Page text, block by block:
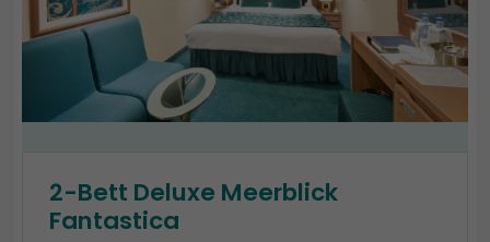
2-Bett Deluxe Meerblick
Fantastica